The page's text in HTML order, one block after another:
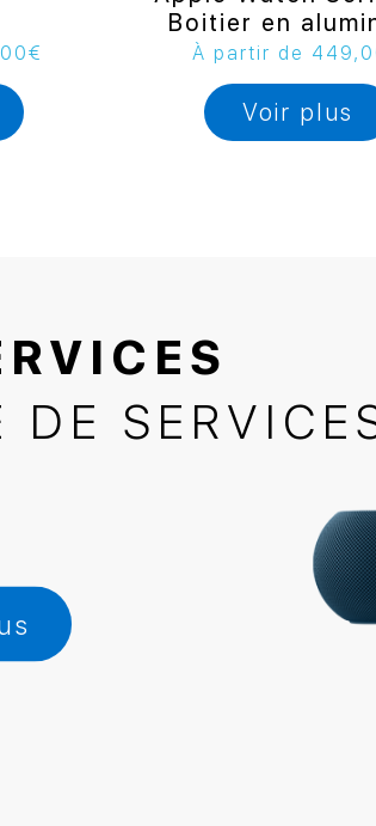
€
Boitier en
À partir de
Voir plus
DE